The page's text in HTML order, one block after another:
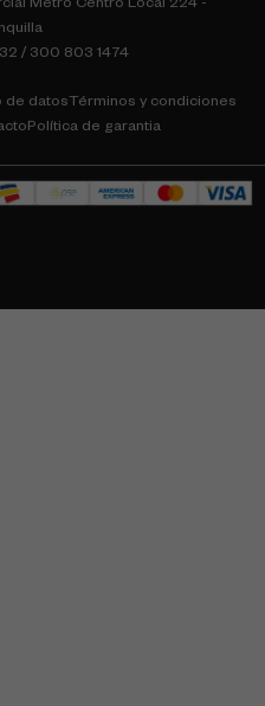
Metro Centro Local 224 -
/ 300 803 1474
de datosTérminos y condiciones
Política de garantia